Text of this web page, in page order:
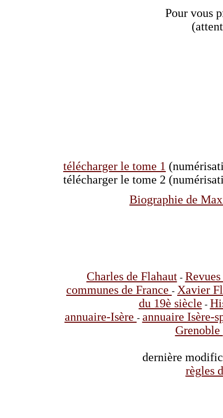
Pour vous
télécharger le tome 1
télécharger le tome 2
Biographie de
Charles de Flahaut-
communes de France - Xavier
du 19è siècle -
annuaire-Isère - annuaire Isère-
Grenoble
dernière
règles